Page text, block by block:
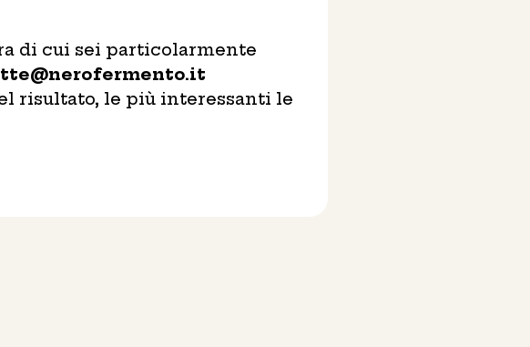
di cui sei particolarmente
risultato, le più interessanti le